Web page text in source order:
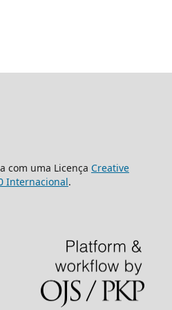
com uma Licença Creative
Internacional.